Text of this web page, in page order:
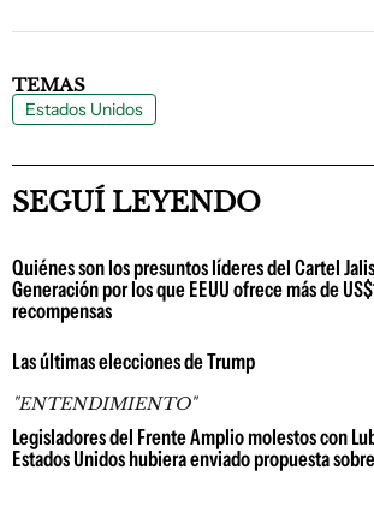
TEMAS
Estados Unidos
SEGUÍ LEYENDO
Quiénes son los presuntos líderes del Cartel
Generación por los que EEUU ofrece más de
recompensas
Las últimas elecciones de Trump
"ENTENDIMIENTO"
Legisladores del Frente Amplio molestos con
Estados Unidos hubiera enviado propuesta